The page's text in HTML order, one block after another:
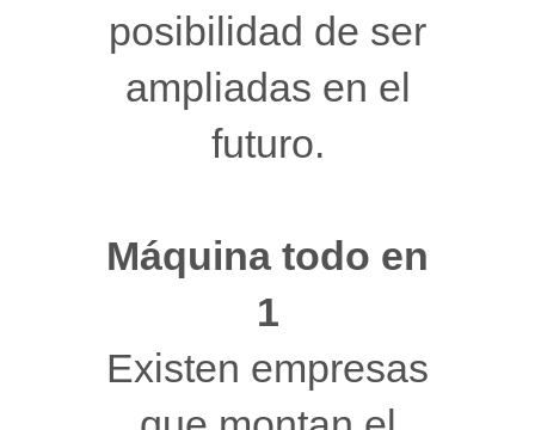
posibilidad de ser
ampliadas en el
futuro.
Máquina todo en
1
Existen empresas